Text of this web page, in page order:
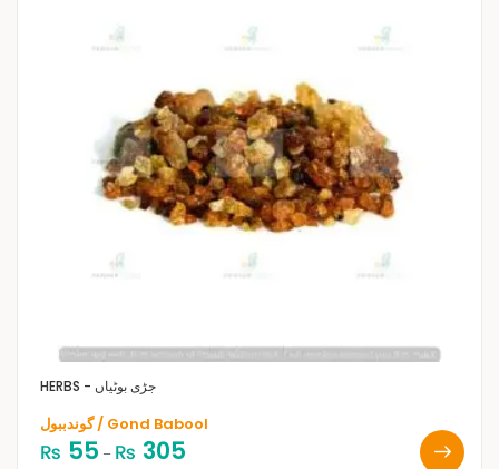
HERBS - جڑی بوٹیاں
گوندببول / Gond Babool
₨ 55 – ₨ 305